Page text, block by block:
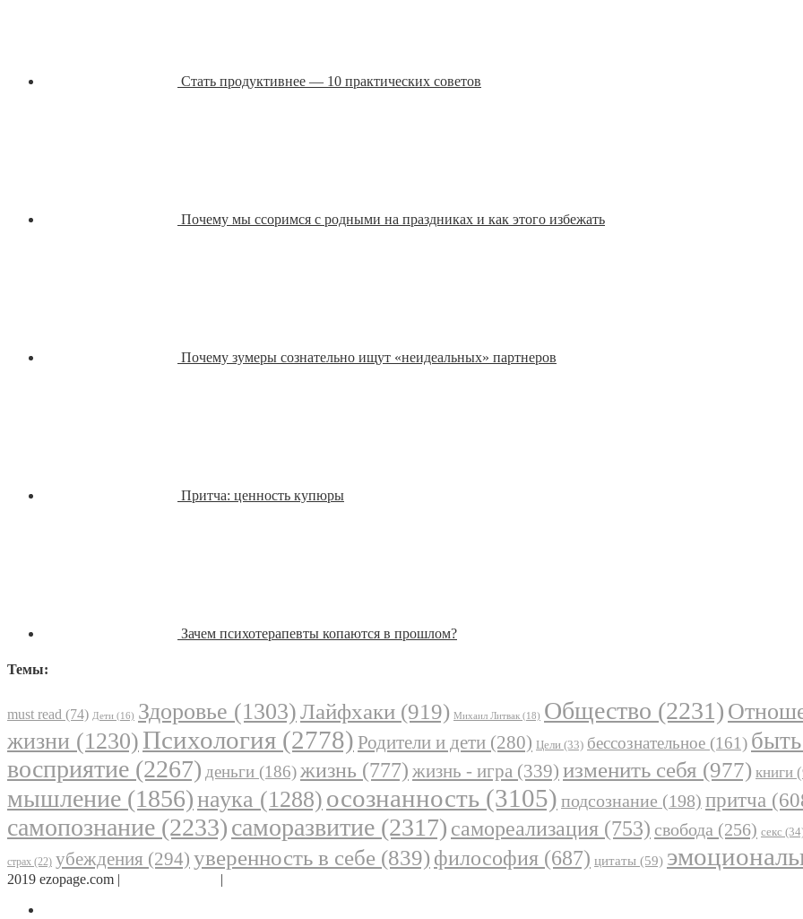
Стать продуктивнее — 10 практических советов
Почему мы ссоримся с родными на праздниках и как этого избежать
Почему зумеры сознательно ищут «неидеальных» партнеров
Притча: ценность купюры
Зачем психотерапевты копаются в прошлом?
Темы:
must read (74) Дети (16) Здоровье (1303)Лайфхаки (919) Михаил Литвак (18) Общество (2231)
жизни (1230) Психология (2778) Родители и дети (280) Цели (33) бессознательное (161)
восприятие (2267) деньги (186)жизнь (777) жизнь - игра (339) изменить себя (977) книги
мышление (1856)наука (1288) осознанность (3105) подсознание (198) притча
самопознание (2233)саморазвитие (2317) самореализация (753) свобода (256) секс
страх (22) убеждения (294) уверенность в себе (839) философия (687) цитаты (59)
2019 ezopage.com | |